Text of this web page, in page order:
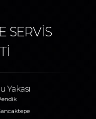
SERVİS
Yakası